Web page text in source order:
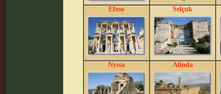
Efeso Selçuk
Nyssa Alinda